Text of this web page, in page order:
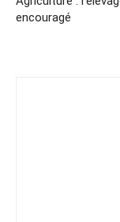
encouragé